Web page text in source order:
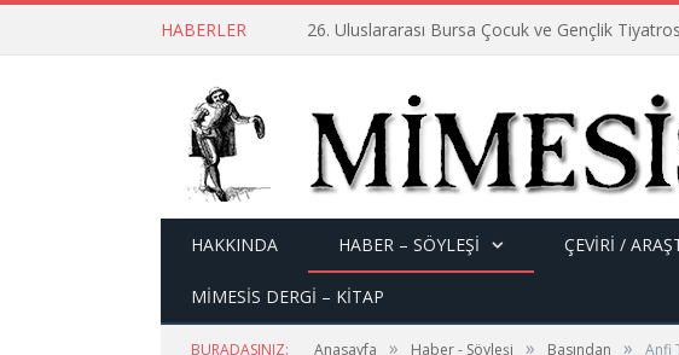
HABERLER 26. Uluslararası Bursa Çocuk ve Gençlik
HAKKINDA HABER – SÖYLEŞI ÇEVİRİ /
MİMESİS DERGİ – KİTAP
BURADASINIZ: Anasayfa » Haber - Söyleşi » Basından » Anfi